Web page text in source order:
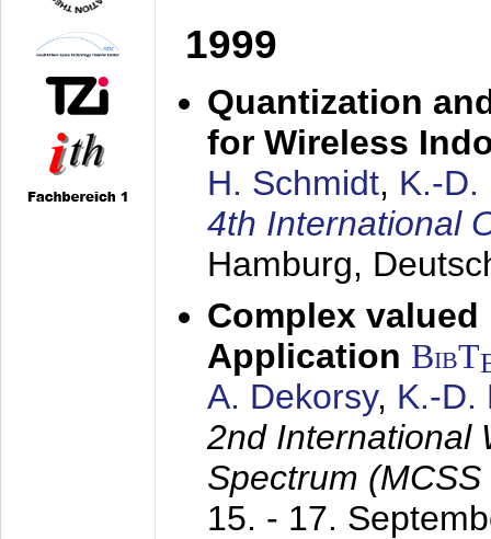
1999
Quantization
for Wireless
H. Schmidt, K.-D.
4th International
Hamburg,
Complex valued
Application BibT
A. Dekorsy, K.-D.
2nd International
Spectrum
15. - 17.